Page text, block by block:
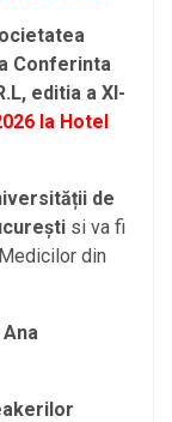
Conferinta
editia a XI-
la Hotel
de
si va fi
din